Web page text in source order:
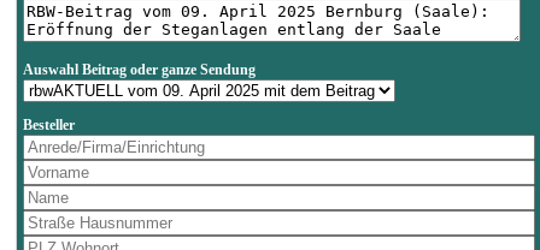
Auswahl Beitrag oder ganze Sendung
Besteller